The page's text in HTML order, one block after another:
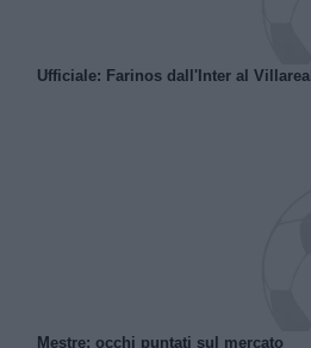
Ufficiale: Farinos dall'Inter al Villareal
Mestre: occhi puntati sul mercato